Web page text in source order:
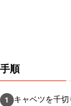
手順
1
キャベツを千